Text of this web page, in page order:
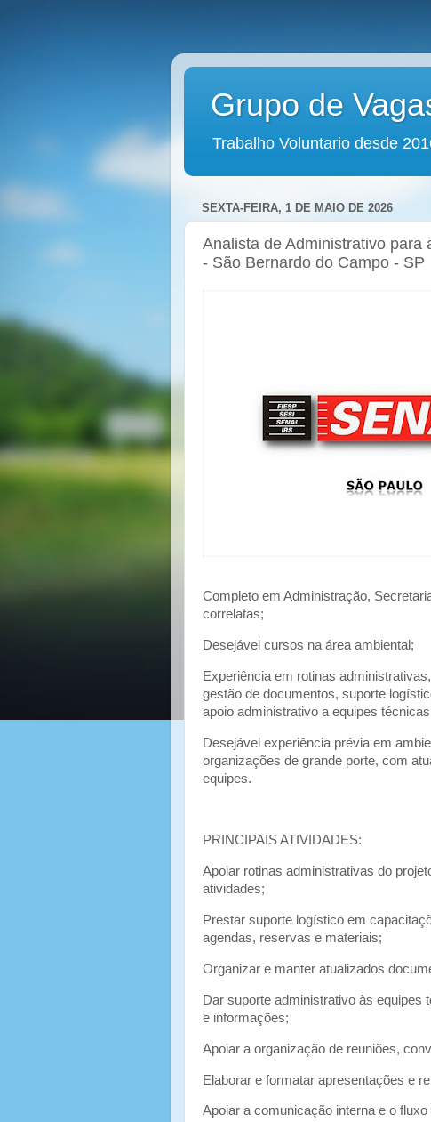
Grupo de
Trabalho Voluntario desde
SEXTA-FEIRA, 1 DE MAIO DE 2026
Analista de Administrativo para
- São Bernardo do Campo - SP
Completo em Administração,
correlatas;
Desejável cursos na área ambiental;
Experiência em rotinas
gestão de documentos, suporte
apoio administrativo a equipes
Desejável experiência prévia em
organizações de grande porte, com
equipes.
PRINCIPAIS ATIVIDADES:
Apoiar rotinas administrativas do
atividades;
Prestar suporte logístico em
agendas, reservas e materiais;
Organizar e manter atualizados
Dar suporte administrativo às equipes
e informações;
Apoiar a organização de reuniões,
Elaborar e formatar apresentações e
Apoiar a comunicação interna e o